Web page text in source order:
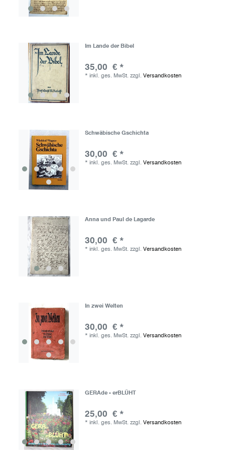
Im Lande der Bibel
35,00 € *
* inkl. ges. MwSt. zzgl. Versandkosten
Schwäbische Gschichta
30,00 € *
* inkl. ges. MwSt. zzgl. Versandkosten
Anna und Paul de Lagarde
30,00 € *
* inkl. ges. MwSt. zzgl. Versandkosten
In zwei Welten
30,00 € *
* inkl. ges. MwSt. zzgl. Versandkosten
GERAde - erBLÜHT
25,00 € *
* inkl. ges. MwSt. zzgl. Versandkosten